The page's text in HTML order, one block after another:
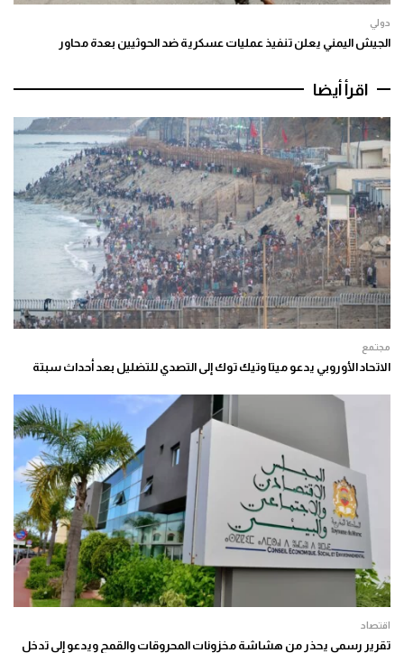
دولي
الجيش اليمني يعلن تنفيذ عمليات عسكرية ضد الحوثيين بعدة محاور
اقرأ أيضا
مجتمع
الاتحاد الأوروبي يدعو ميتا وتيك توك إلى التصدي للتضليل بعد أحداث سبتة
اقتصاد
تقرير رسمي يحذر من هشاشة مخزونات المحروقات والقمح ويدعو إلى تدخل